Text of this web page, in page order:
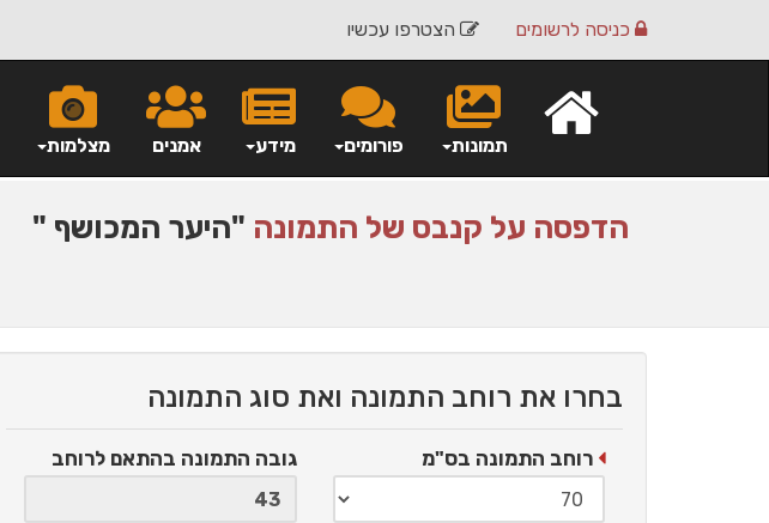
הצטרפו עכשיו כניסה לרשומים
מצלמות אמנים מידע פורומים תמונות
הדפסה על קנבס של התמונה "היער המכושף "
בחרו את רוחב התמונה ואת סוג התמונה
רוחב התמונה בס"מ גובה התמונה בהתאם לרוחב